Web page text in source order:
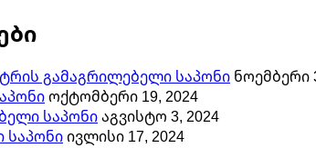
გამაგრილებელი საპონი ნოემბერი
ოქტომბერი 19, 2024
საპონიაგვისტო 3, 2024
საპონიივლისი 17, 2024